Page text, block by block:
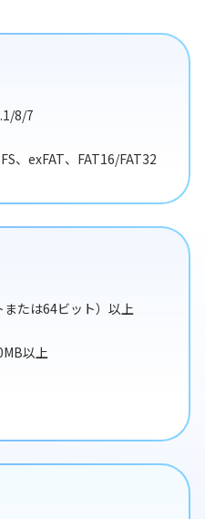
8/7
、exFAT、FAT16/FAT32
たは64ビット）以上
以上